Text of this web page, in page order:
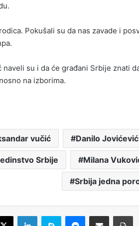
Pokušali su da nas zavade i
su i da će građani Srbije znati
na izborima.
vučić Danilo Jovićević
Srbije Milana
Srbija jedna